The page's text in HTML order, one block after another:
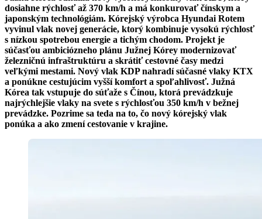
dosiahne rýchlosť až 370 km/h a má konkurovať čínskym a
japonským technológiám. Kórejský výrobca Hyundai Rotem
vyvinul vlak novej generácie, ktorý kombinuje vysokú rýchlosť
s nízkou spotrebou energie a tichým chodom. Projekt je
súčasťou ambiciózneho plánu Južnej Kórey modernizovať
železničnú infraštruktúru a skrátiť cestovné časy medzi
veľkými mestami. Nový vlak KDP nahradí súčasné vlaky KTX
a ponúkne cestujúcim vyšší komfort a spoľahlivosť. Južná
Kórea tak vstupuje do súťaže s Čínou, ktorá prevádzkuje
najrýchlejšie vlaky na svete s rýchlosťou 350 km/h v bežnej
prevádzke. Pozrime sa teda na to, čo nový kórejský vlak
ponúka a ako zmení cestovanie v krajine.